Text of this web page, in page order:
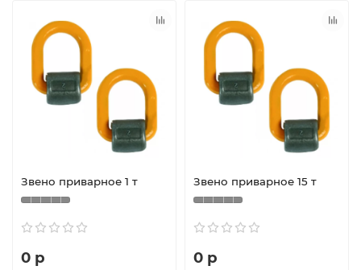
Звено приварное 1 т
0 р
Звено приварное 15 т
0 р